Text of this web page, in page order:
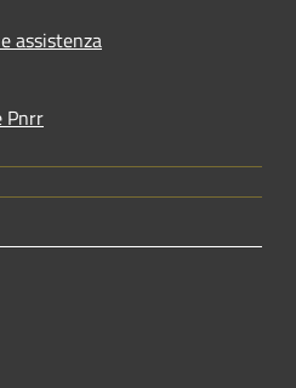
assistenza
Pnrr